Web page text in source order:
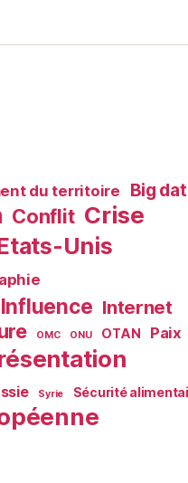
du territoire Big
Conflit Crise
Unis
Influence Internet
OMC ONU OTAN Paix
Syrie Sécurité